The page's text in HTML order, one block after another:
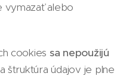
vymazať alebo
cookies sa nepoužijú
a štruktúra údajov je plne